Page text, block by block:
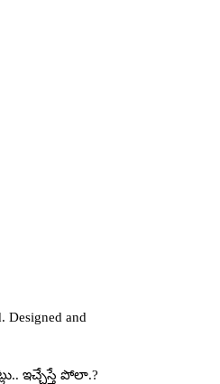
Designed and
ఇచ్చేస్తే పోలా.?